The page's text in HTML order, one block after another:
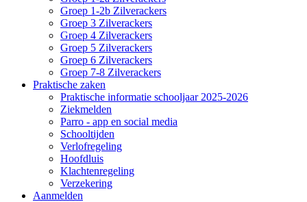
Groep 1-2b Zilverackers
Groep 3 Zilverackers
Groep 4 Zilverackers
Groep 5 Zilverackers
Groep 6 Zilverackers
Groep 7-8 Zilverackers
Praktische zaken
Praktische informatie schooljaar 2025-2026
Ziekmelden
Parro - app en social media
Schooltijden
Verlofregeling
Hoofdluis
Klachtenregeling
Verzekering
Aanmelden